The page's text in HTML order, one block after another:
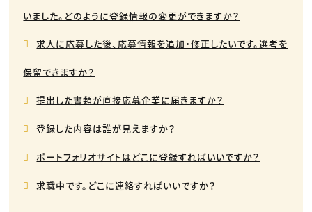
いました。どのように登録情報の変更ができますか？
求人に応募した後、応募情報を追加・修正したいです。選考を
保留できますか？
提出した書類が直接応募企業に届きますか？
登録した内容は誰が見えますか？
ポートフォリオサイトはどこに登録すればいいですか？
求職中です。どこに連絡すればいいですか？